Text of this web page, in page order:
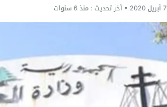
7 أبريل 2020 آخر تحديث : منذ 6 سنوات